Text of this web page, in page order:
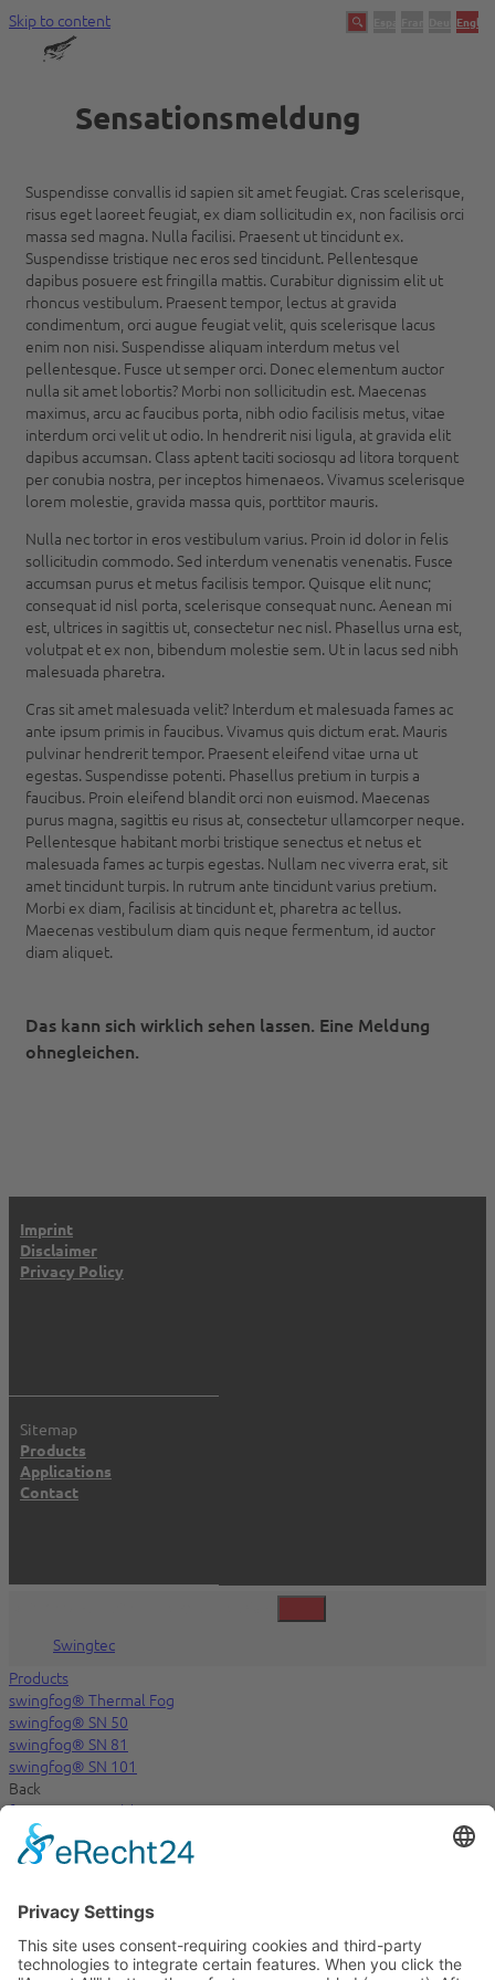
Skip to content
Swingtec
Ein Unternehmen mit Tradition
English
Deutsch
Sensationsmeldung
Suspendisse convallis id sapien sit amet feugiat. Cras scelerisque,
risus eget laoreet feugiat, ex diam sollicitudin ex, non facilisis orci
massa sed magna. Nulla facilisi. Praesent ut tincidunt ex.
Suspendisse tristique nec eros sed tincidunt. Pellentesque
dapibus posuere est fringilla mattis. Curabitur dignissim elit ut
rhoncus vestibulum. Praesent tempor, lectus at gravida
condimentum, orci augue feugiat velit, quis scelerisque lacus
enim non nisi. Suspendisse aliquam interdum metus vel
pellentesque. Fusce ut semper orci. Donec elementum auctor
nulla sit amet lobortis? Morbi non sollicitudin est. Maecenas
maximus, arcu ac faucibus porta, nibh odio facilisis metus, vitae
interdum orci velit ut odio. In hendrerit nisi ligula, at gravida elit
dapibus accumsan. Class aptent taciti sociosqu ad litora torquent
per conubia nostra, per inceptos himenaeos. Vivamus scelerisque
lorem molestie, gravida massa quis, porttitor mauris.
Nulla nec tortor in eros vestibulum varius. Proin id dolor in felis
sollicitudin commodo. Sed interdum venenatis venenatis. Fusce
accumsan purus et metus facilisis tempor. Quisque elit nunc;
consequat id nisl porta, scelerisque consequat nunc. Aenean mi
est, ultrices in sagittis ut, consectetur nec nisl. Phasellus urna est,
volutpat et ex non, bibendum molestie sem. Ut in lacus sed nibh
malesuada pharetra.
Cras sit amet malesuada velit? Interdum et malesuada fames ac
ante ipsum primis in faucibus. Vivamus quis dictum erat. Mauris
pulvinar hendrerit tempor. Praesent eleifend vitae urna ut
egestas. Suspendisse potenti. Phasellus pretium in turpis a
faucibus. Proin eleifend blandit orci non euismod. Maecenas
purus magna, sagittis eu risus at, consectetur ullamcorper neque.
Pellentesque habitant morbi tristique senectus et netus et
malesuada fames ac turpis egestas. Nullam nec viverra erat, sit
amet tincidunt turpis. In rutrum ante tincidunt varius pretium.
Morbi ex diam, facilisis at tincidunt et, pharetra ac tellus.
Maecenas vestibulum diam quis neque fermentum, id auctor
diam aliquet.
Das kann sich wirklich sehen lassen. Eine Meldung
ohnegleichen.
Imprint
Disclaimer
Privacy Policy
Sitemap
Products
Applications
Contact
Swingtec
Products
swingfog® Thermal Fog
swingfog® SN 50
swingfog® SN 81
swingfog® SN 101
Back
fontan® ULV Cold Fog
Gasoline driven
fontan® Portastar S 50
Kaltnebel elektrisch EN
fontan® Starlet
fontan® Compactstar